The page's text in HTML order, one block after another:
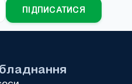
ПІДПИСАТИСЯ